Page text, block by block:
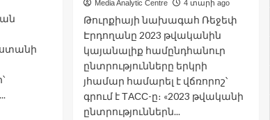
Media Analytic Centre 4 տարի ago
Թուրքիայի նախագահ Ռեջեփ
Էրդողանը 2023 թվականին
կայանալիք համընդհանուր
ընտրությունները երկրի
յհամար համարել է վճռորոշ՝
գրում է ТАСС-ը։ «2023 թվականի
ընտրություններն...